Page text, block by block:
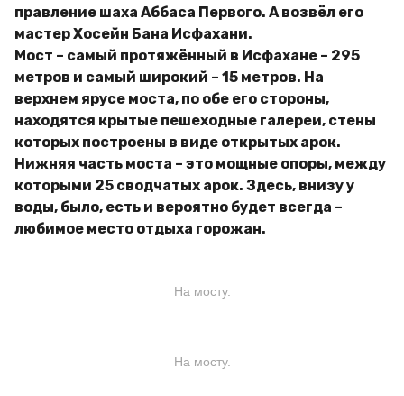
правление шаха Аббаса Первого. А возвёл его
мастер Хосейн Бана Исфахани.
Мост – самый протяжённый в Исфахане – 295
метров и самый широкий – 15 метров. На
верхнем ярусе моста, по обе его стороны,
находятся крытые пешеходные галереи, стены
которых построены в виде открытых арок.
Нижняя часть моста – это мощные опоры, между
которыми 25 сводчатых арок. Здесь, внизу у
воды, было, есть и вероятно будет всегда –
любимое место отдыха горожан.
На мосту.
На мосту.